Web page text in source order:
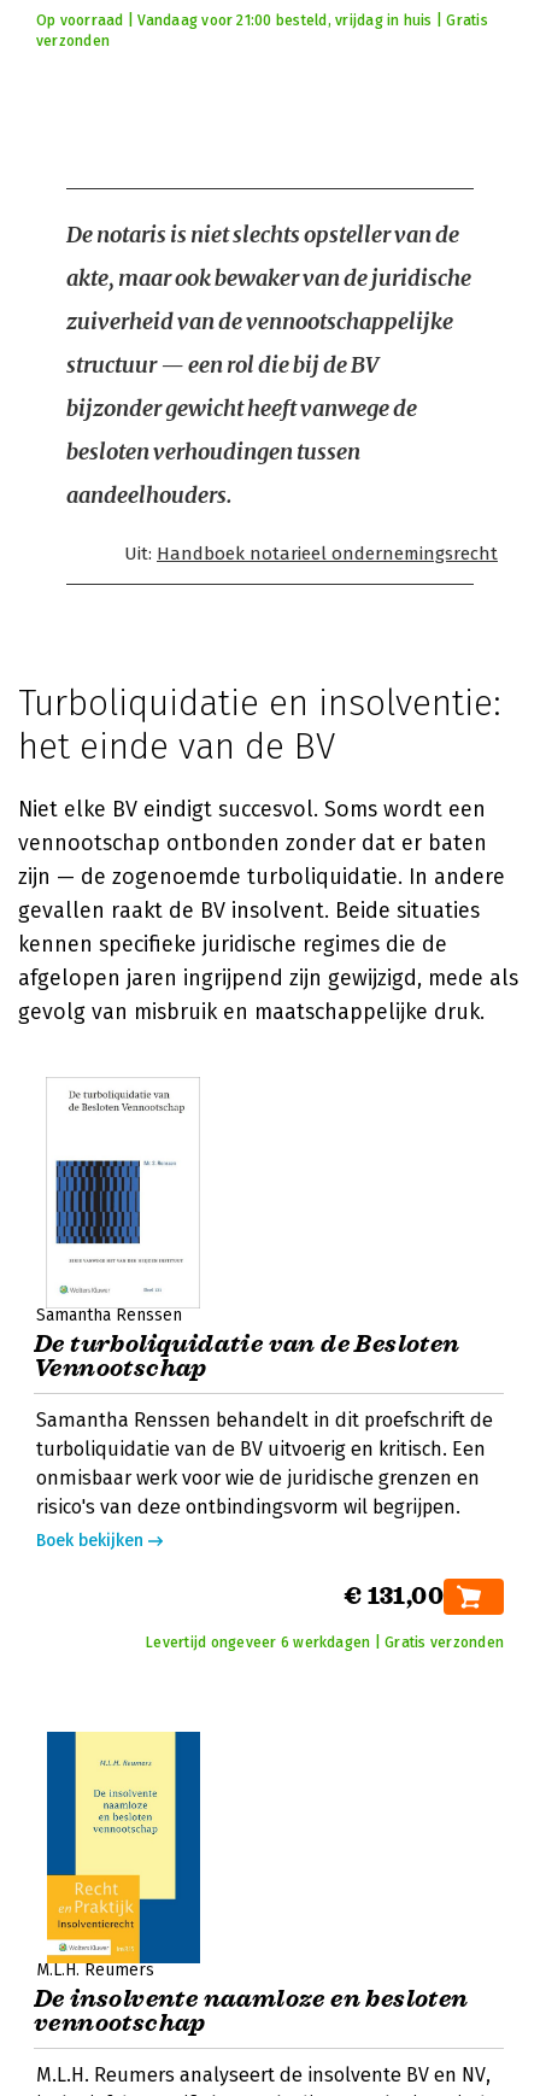
Op voorraad | Vandaag voor 21:00 besteld, vrijdag in huis | Gratis
verzonden
De notaris is niet slechts opsteller van de
akte, maar ook bewaker van de juridische
zuiverheid van de vennootschappelijke
structuur — een rol die bij de BV
bijzonder gewicht heeft vanwege de
besloten verhoudingen tussen
aandeelhouders.
Uit: Handboek notarieel ondernemingsrecht
Turboliquidatie en insolventie:
het einde van de BV
Niet elke BV eindigt succesvol. Soms wordt een
vennootschap ontbonden zonder dat er baten
zijn — de zogenoemde turboliquidatie. In andere
gevallen raakt de BV insolvent. Beide situaties
kennen specifieke juridische regimes die de
afgelopen jaren ingrijpend zijn gewijzigd, mede als
gevolg van misbruik en maatschappelijke druk.
Samantha Renssen
De turboliquidatie van de Besloten
Vennootschap
Samantha Renssen behandelt in dit proefschrift de
turboliquidatie van de BV uitvoerig en kritisch. Een
onmisbaar werk voor wie de juridische grenzen en
risico's van deze ontbindingsvorm wil begrijpen.
Boek bekijken
€ 131,00
Levertijd ongeveer 6 werkdagen | Gratis verzonden
M.L.H. Reumers
De insolvente naamloze en besloten
vennootschap
M.L.H. Reumers analyseert de insolvente BV en NV,